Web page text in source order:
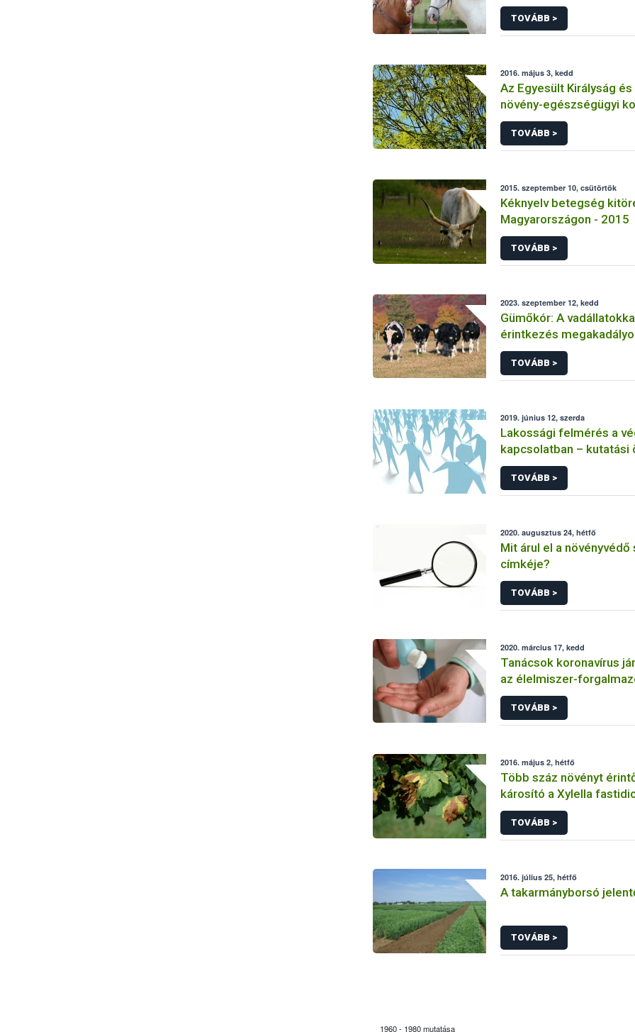
helyzetéről
TOVÁBB >
2016. május 3, kedd
Az Egyesült Királyság
növény-egészségügyi
vezetett be kőris
faanyagra a Chalara fraxinea nevű
kórokozó terjedésének
TOVÁBB >
2015. szeptember 10, csütörtök
Kéknyelv betegség
Magyarországon - 2015
TOVÁBB >
2023. szeptember 12, kedd
Gümőkór: A
érintkezés
jelentősége
állományokban
TOVÁBB >
2019. június 12, szerda
Lakossági felmérés a
kapcsolatban – kutatási
TOVÁBB >
2020. augusztus 24, hétfő
Mit árul el a növényvédő
címkéje?
TOVÁBB >
2020. március 17, kedd
Tanácsok koronavírus
az élelmiszer-
létesítmények
TOVÁBB >
2016. május 2, hétfő
Több száz növényt
károsító a Xylella
baktérium
TOVÁBB >
2016. július 25, hétfő
A takarmányborsó
TOVÁBB >
1960 - 1980 mutatása